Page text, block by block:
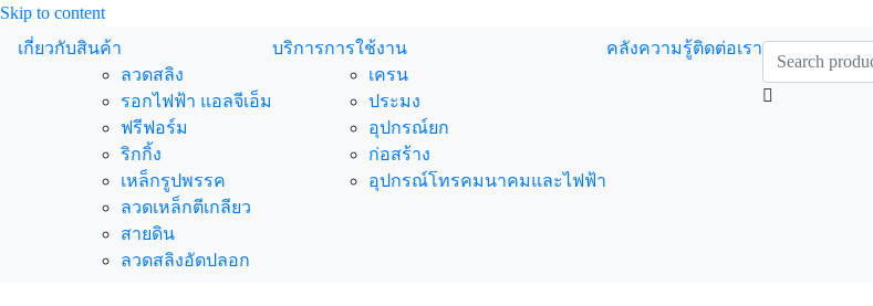
Skip to content
เกี่ยวกับสินค้า
ลวดสลิง
รอกไฟฟ้า แอลจีเอ็ม
ฟรีฟอร์ม
ริกกิ้ง
เหล็กรูปพรรค
ลวดเหล็กตีเกลียว
สายดิน
ลวดสลิงอัดปลอก
บริการการใช้งาน
เครน
ประมง
อุปกรณ์ยก
ก่อสร้าง
อุปกรณ์โทรคมนาคมและไฟฟ้า
คลังความรู้ติดต่อเรา